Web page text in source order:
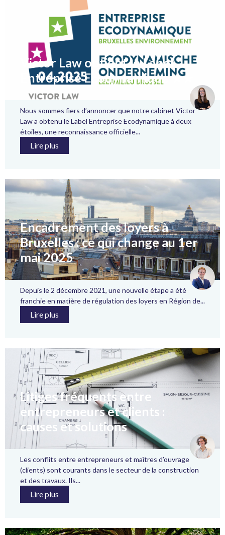
Victor Law obtient le Label
Entreprise Ecodynamique ★★
Nous sommes fiers d’annoncer que notre cabinet Victor
Law a obtenu le Label Entreprise Ecodynamique à deux
étoiles, une reconnaissance officielle...
Lire plus
Encadrement des loyers à
Bruxelles : ce qui change au 1er
mai 2025
Depuis le 2 décembre 2021, une nouvelle étape a été
franchie en matière de régulation des loyers en Région de...
Lire plus
Litiges fréquents entre
entrepreneurs et clients :
causes et solutions
Les conflits entre entrepreneurs et maîtres d’ouvrage
(clients) sont courants dans le secteur de la construction
et des travaux. Ils...
Lire plus